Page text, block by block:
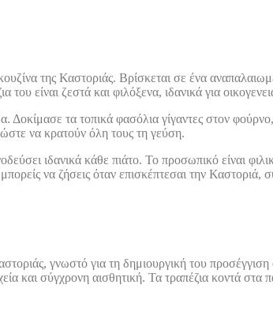
της Καστοριάς. Βρίσκεται σε ένα
είναι ζεστά και φιλόξενα, ιδανικά για
Δοκίμασε τα τοπικά φασόλια γίγαντες στον
να κρατούν όλη τους τη γεύση.
ιδανικά κάθε πιάτο. Το προσωπικό είναι
να ζήσεις όταν επισκέπτεσαι την
γνωστό για τη δημιουργική του
και σύγχρονη αισθητική. Τα τραπέζια κοντά